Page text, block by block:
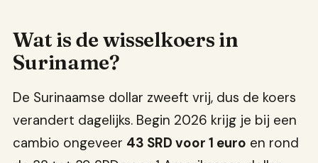
Wat is de wisselkoers in
Suriname?
De Surinaamse dollar zweeft vrij, dus de koers
verandert dagelijks. Begin 2026 krijg je bij een
cambio ongeveer 43 SRD voor 1 euro en rond